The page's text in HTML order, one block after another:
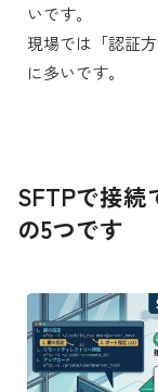
いです。
現場では「認証
に多いです。
SFTPで接続
の5つです